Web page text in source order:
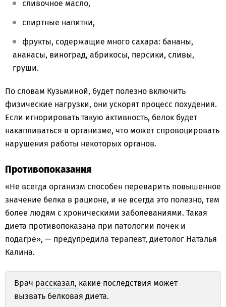
сливочное масло,
спиртные напитки,
фрукты, содержащие много сахара: бананы,
ананасы, виноград, абрикосы, персики, сливы,
груши.
По словам Кузьминой, будет полезно включить
физические нагрузки, они ускорят процесс похудения.
Если игнорировать такую активность, белок будет
накапливаться в организме, что может спровоцировать
нарушения работы некоторых органов.
Противопоказания
«Не всегда организм способен переварить повышенное
значение белка в рационе, и не всегда это полезно, тем
более людям с хроническими заболеваниями. Такая
диета противопоказана при патологии почек и
подагре», — предупредила терапевт, диетолог Наталья
Калина.
Врач рассказал, какие последствия может
вызвать белковая диета.